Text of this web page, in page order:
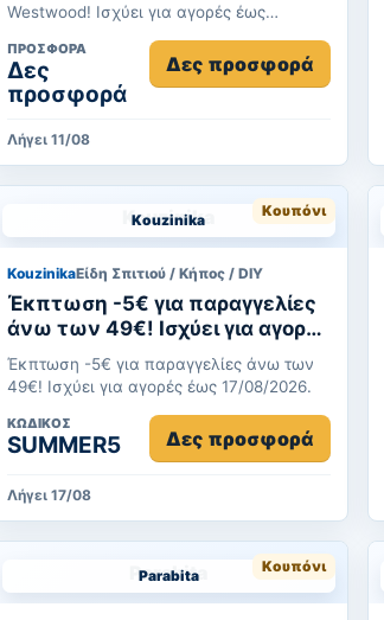
Westwood! Ισχύει για αγορές έως
ΠΡΟΣΦΟΡΆ
Δες
προσφορά
Δες προσφορά
Λήγει 11/08
Kouzinika
Κουπόνι
KouzinikaΕίδη Σπιτιού / Κήπος / DIY
Έκπτωση -5€ για παραγγελίες
άνω των 49€! Ισχύει για αγορές
έως 17/08/2026.
Έκπτωση -5€ για παραγγελίες άνω των
49€! Ισχύει για αγορές έως 17/08/2026.
ΚΩΔΙΚΌΣ
SUMMER5 Δες προσφορά
Λήγει 17/08
Parabita
Κουπόνι